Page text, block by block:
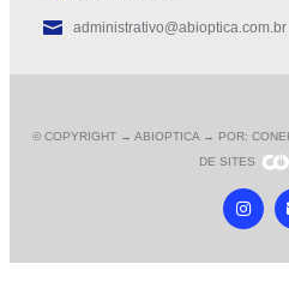
administrativo@abioptica.com.br
© COPYRIGHT → ABIOPTICA → POR:
DE SITES